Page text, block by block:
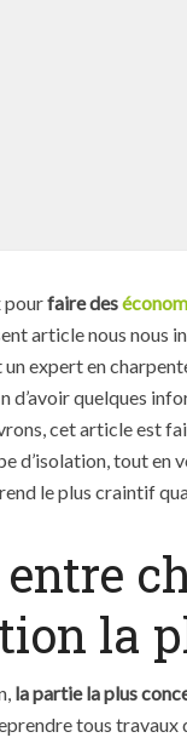
pourfaire des
article nous nous
expert en
d’avoir quelques
cet article est
d’isolation, tout en
le plus craintif
la
la partie la plus
tous